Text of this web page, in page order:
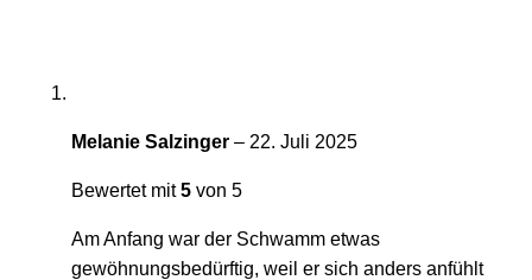
Melanie Salzinger – 22. Juli 2025
Bewertet mit5 von 5
Am Anfang war der Schwamm etwas
gewöhnungsbedürftig, weil er sich anders anfühlt